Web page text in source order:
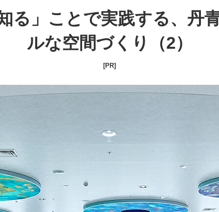
る」ことで実践する、丹
ルな空間づくり（2）
[PR]